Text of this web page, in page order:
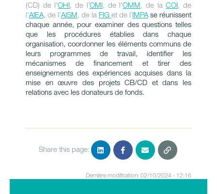
(CD) de l'OHI, de l´OMI, de l'OMM, de laCOI, de
l'AIEA, de l'AISM, de la FIG et de l´IMPA se réunissent
chaque année, pour examiner des questions telles
que les procédures établies dans chaque
organisation, coordonner les éléments communs de
leurs programmes de travail, identifier les
mécanismes de financement et tirer des
enseignements des expériences acquises dans la
mise en œuvre des projets CB/CD et dans les
relations avec les donateurs de fonds.
Share this page:
Dernière modification: 02/10/2024 - 12:16